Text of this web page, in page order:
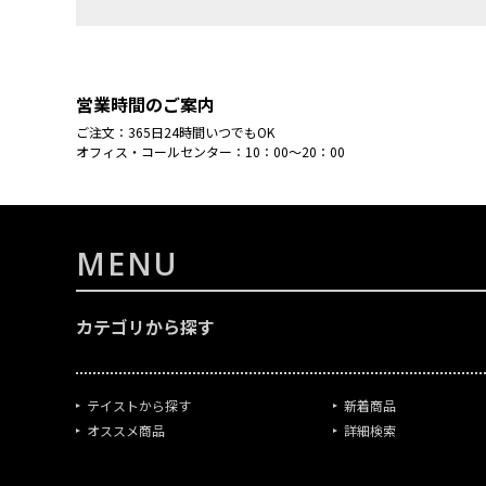
営業時間のご案内
ご注文：365日24時間いつでもOK
オフィス・コールセンター：10：00～20：00
MENU
カテゴリから探す
テイストから探す
オススメ商品
新着商品
詳細検索